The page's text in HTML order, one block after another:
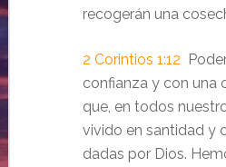
recogerán una
2 Corintios 1:12
confianza y con una
que, en todos
vivido en santidad y
dadas por Dios.